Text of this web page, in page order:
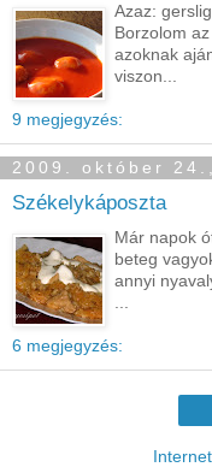
Azaz:
Borzolom
azoknak
viszon...
9 megjegyzés:
2009. október
Székelykáposzta
Már napok
beteg
annyi
6 megjegyzés: